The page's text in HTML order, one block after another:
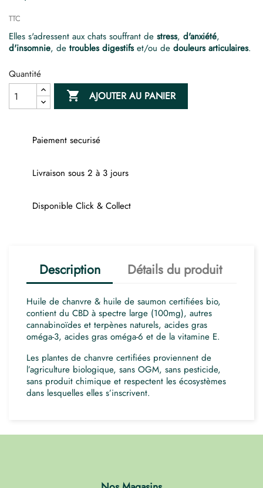
TTC
Elles s'adressent aux chats souffrant de stress, d'anxiété,
d'insomnie, de troubles digestifset/ou de douleurs articulaires.
Quantité
 AJOUTER AU PANIER
Paiement securisé
Livraison sous 2 à 3 jours
Disponible Click & Collect
Description Détails du produit
Huile de chanvre & huile de saumon certifiées bio,
contient du CBD à spectre large (100mg), autres
cannabinoïdes et terpènes naturels, acides gras
oméga-3, acides gras oméga-6 et de la vitamine E.
Les plantes de chanvre certifiées proviennent de
l’agriculture biologique, sans OGM, sans pesticide,
sans produit chimique et respectent les écosystèmes
dans lesquelles elles s’inscrivent.